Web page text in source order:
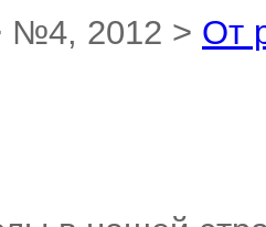
№4, 2012 > От